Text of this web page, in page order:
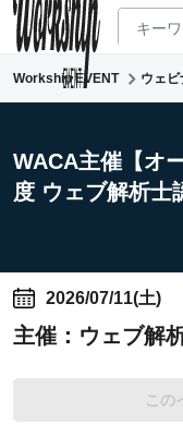
新着ウェビナー
マガジン
Workship EVENT ウェ
WACA主催【オ
度 ウェブ解析
2026/07/11(土)
主催： ウェブ解
この